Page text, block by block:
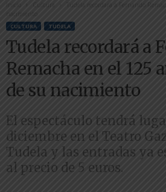
Inicio Cultura
Tudela recordará a Fernando
nacimiento
CULTURA TUDELA
Tudela recordará a
Remacha en el 125
de su nacimiento
El espectáculo tendrá
diciembre en el Teatro
Tudela y las entradas ya
al precio de 5 euros.